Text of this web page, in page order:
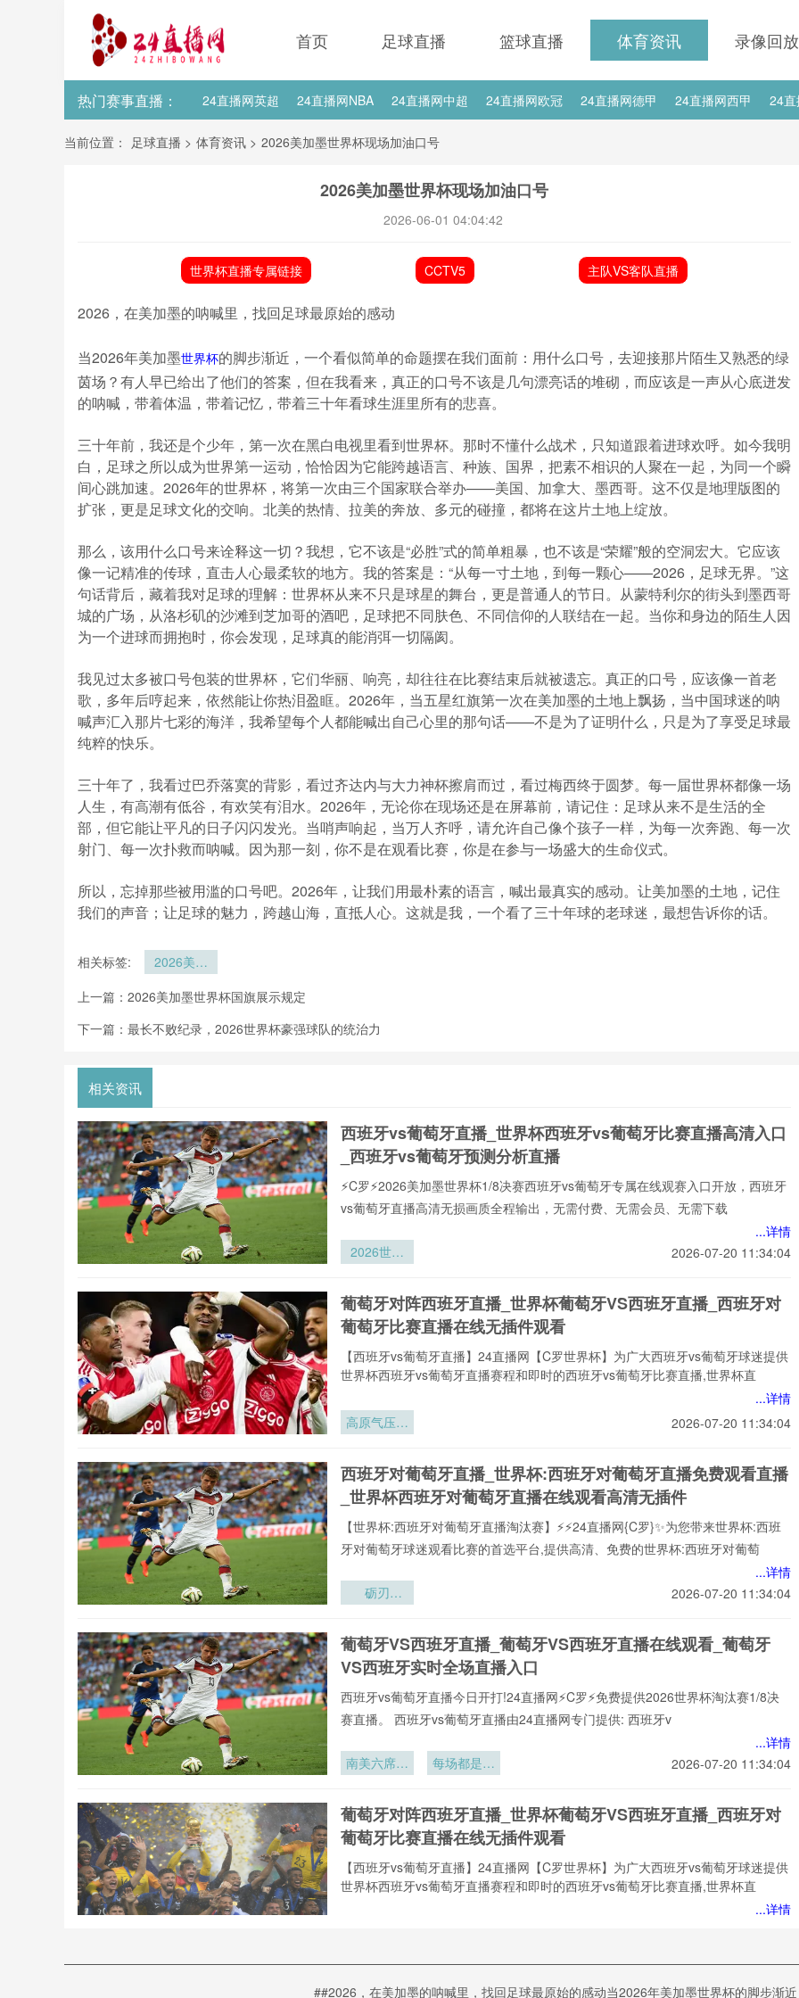
首页 足球直播 篮球直播 体育资讯 录像回放
热门赛事直播： 24直播网英超 24直播网NBA 24直播网中超 24直播网欧冠 24直播网德甲 24直播网西甲 24直
24直播网亚洲杯 24直播网世亚预 24直播网中甲
24直播网国足世预赛赛程 24直播网国足世预赛
当前位置： 足球直播 > 体育资讯 > 2026美加墨世界杯现场加油口号
2026美加墨世界杯现场加油口号
2026-06-01 04:04:42
世界杯直播专属链接 CCTV5 主队VS客队直播
2026，在美加墨的呐喊里，找回足球最原始的感动
当2026年美加墨世界杯的脚步渐近，一个看似简单的命题摆在我们面前：用什么口号，去迎接那片陌生又熟悉的绿
茵场？有人早已给出了他们的答案，但在我看来，真正的口号不该是几句漂亮话的堆砌，而应该是一声从心底迸发
的呐喊，带着体温，带着记忆，带着三十年看球生涯里所有的悲喜。
三十年前，我还是个少年，第一次在黑白电视里看到世界杯。那时不懂什么战术，只知道跟着进球欢呼。如今我明
白，足球之所以成为世界第一运动，恰恰因为它能跨越语言、种族、国界，把素不相识的人聚在一起，为同一个瞬
间心跳加速。2026年的世界杯，将第一次由三个国家联合举办——美国、加拿大、墨西哥。这不仅是地理版图的
扩张，更是足球文化的交响。北美的热情、拉美的奔放、多元的碰撞，都将在这片土地上绽放。
那么，该用什么口号来诠释这一切？我想，它不该是“必胜”式的简单粗暴，也不该是“荣耀”般的空洞宏大。它应该
像一记精准的传球，直击人心最柔软的地方。我的答案是：“从每一寸土地，到每一颗心——2026，足球无界。”这
句话背后，藏着我对足球的理解：世界杯从来不只是球星的舞台，更是普通人的节日。从蒙特利尔的街头到墨西哥
城的广场，从洛杉矶的沙滩到芝加哥的酒吧，足球把不同肤色、不同信仰的人联结在一起。当你和身边的陌生人因
为一个进球而拥抱时，你会发现，足球真的能消弭一切隔阂。
我见过太多被口号包装的世界杯，它们华丽、响亮，却往往在比赛结束后就被遗忘。真正的口号，应该像一首老
歌，多年后哼起来，依然能让你热泪盈眶。2026年，当五星红旗第一次在美加墨的土地上飘扬，当中国球迷的呐
喊声汇入那片七彩的海洋，我希望每个人都能喊出自己心里的那句话——不是为了证明什么，只是为了享受足球最
纯粹的快乐。
三十年了，我看过巴乔落寞的背影，看过齐达内与大力神杯擦肩而过，看过梅西终于圆梦。每一届世界杯都像一场
人生，有高潮有低谷，有欢笑有泪水。2026年，无论你在现场还是在屏幕前，请记住：足球从来不是生活的全
部，但它能让平凡的日子闪闪发光。当哨声响起，当万人齐呼，请允许自己像个孩子一样，为每一次奔跑、每一次
射门、每一次扑救而呐喊。因为那一刻，你不是在观看比赛，你是在参与一场盛大的生命仪式。
所以，忘掉那些被用滥的口号吧。2026年，让我们用最朴素的语言，喊出最真实的感动。让美加墨的土地，记住
我们的声音；让足球的魅力，跨越山海，直抵人心。这就是我，一个看了三十年球的老球迷，最想告诉你的话。
相关标签:
2026美加
场加油口号
上一篇： 2026美加墨世界杯国旗展示规定
下一篇： 最长不败纪录，2026世界杯豪强球队的统治力
相关资讯
西班牙vs葡萄牙直播_世界杯西班牙vs葡萄牙比赛直播高清入口
_西班牙vs葡萄牙预测分析直播
⚡️C罗⚡️2026美加墨世界杯1/8决赛西班牙vs葡萄牙专属在线观赛入口开放，西班牙
vs葡萄牙直播高清无损画质全程输出，无需付费、无需会员、无需下载
...详情
2026世界
融球场疏散
通道宽度合
术指引
2026-07-20 11:34:04
葡萄牙对阵西班牙直播_世界杯葡萄牙VS西班牙直播_西班牙对
葡萄牙比赛直播在线无插件观看
【西班牙vs葡萄牙直播】24直播网【C罗世界杯】为广大西班牙vs葡萄牙球迷提供
世界杯西班牙vs葡萄牙直播赛程和即时的西班牙vs葡萄牙比赛直播,世界杯直
...详情
高原气压梯
赛区足球充
气压力分区
究
2026-07-20 11:34:04
西班牙对葡萄牙直播_世界杯:西班牙对葡萄牙直播免费观看直播
_世界杯西班牙对葡萄牙直播在线观看高清无插件
【世界杯:西班牙对葡萄牙直播淘汰赛】⚡⚡24直播网{C罗}✨为您带来世界杯:西班
牙对葡萄牙球迷观看比赛的首选平台,提供高清、免费的世界杯:西班牙对葡萄
...详情
砺刃
的战场锋刃
2026-07-20 11:34:04
葡萄牙VS西班牙直播_葡萄牙VS西班牙直播在线观看_葡萄牙
VS西班牙实时全场直播入口
西班牙vs葡萄牙直播今日开打!24直播网⚡️C罗⚡️免费提供2026世界杯淘汰赛1/8决
赛直播。 西班牙vs葡萄牙直播由24直播网专门提供: 西班牙v
...详情
南美六席暗
争霸
每场都是生
2026-07-20 11:34:04
葡萄牙对阵西班牙直播_世界杯葡萄牙VS西班牙直播_西班牙对
葡萄牙比赛直播在线无插件观看
【西班牙vs葡萄牙直播】24直播网【C罗世界杯】为广大西班牙vs葡萄牙球迷提供
世界杯西班牙vs葡萄牙直播赛程和即时的西班牙vs葡萄牙比赛直播,世界杯直
...详情
名规则：进
球数取代净
西班牙对葡萄牙直播_世界杯:西班牙对葡萄牙直播免费观看直播
##2026，在美加墨的呐喊里，找回足球最原始的感动当2026年美加墨世界杯的脚步渐